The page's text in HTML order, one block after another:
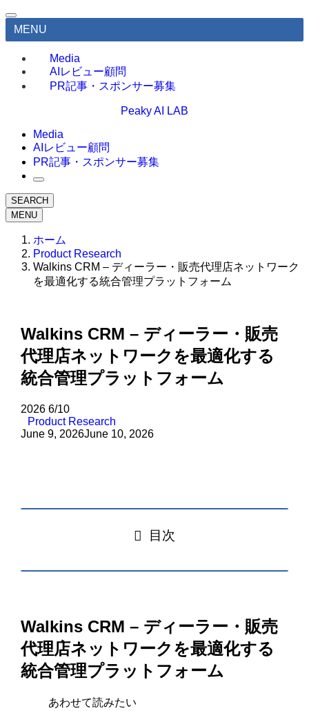
MENU
Media
AIレビュー顧問
PR記事・スポンサー募集
Peaky AI LAB
Media
AIレビュー顧問
PR記事・スポンサー募集
SEARCH
MENU
ホーム
Product Research
Walkins CRM – ディーラー・販売代理店ネットワーク
を最適化する統合管理プラットフォーム
Walkins CRM – ディーラー・販売
代理店ネットワークを最適化する
統合管理プラットフォーム
2026 6/10
Product Research
June 9, 2026June 10, 2026
目次
Walkins CRM – ディーラー・販売
代理店ネットワークを最適化する
統合管理プラットフォーム
あわせて読みたい